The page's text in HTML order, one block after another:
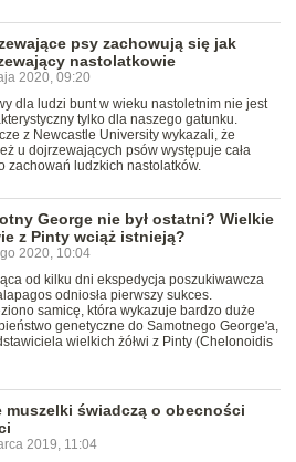
psy zachowują się jak
nastolatkowie
2020, 09:20
dla ludzi bunt w wieku nastoletnim nie jest
tylko dla naszego gatunku.
z Newcastle University wykazali, że
u dojrzewających psów występuje cała
zachowań ludzkich nastolatków.
George nie był ostatni? Wielkie
z Pinty wciąż istnieją?
2020, 10:04
od kilku dni ekspedycja poszukiwawcza
odniosła pierwszy sukces.
samicę, która wykazuje bardzo duże
genetyczne do Samotnego George'a,
wielkich żółwi z Pinty (Chelonoidis
muszelki świadczą o obecności
2019, 11:04